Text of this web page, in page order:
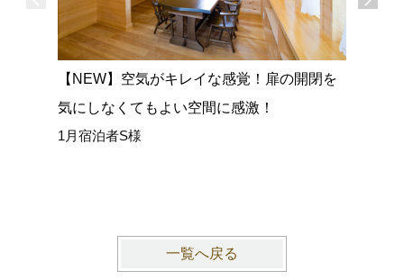
【NEW】空気がキレイな感覚！扉の開閉を
気にしなくてもよい空間に感激！
1月宿泊者S様
一覧へ戻る